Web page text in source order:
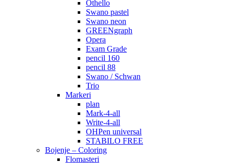
Othello
Swano pastel
Swano neon
GREENgraph
Opera
Exam Grade
pencil 160
pencil 88
Swano / Schwan
Trio
Markeri
plan
Mark-4-all
Write-4-all
OHPen universal
STABILO FREE
Bojenje – Coloring
Flomasteri